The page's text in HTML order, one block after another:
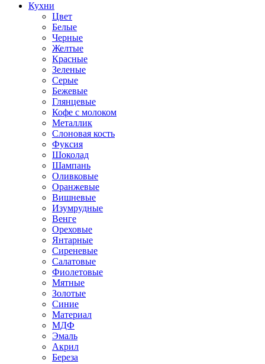
Кухни
Цвет
Белые
Черные
Желтые
Красные
Зеленые
Серые
Бежевые
Глянцевые
Кофе с молоком
Металлик
Слоновая кость
Фуксия
Шоколад
Шампань
Оливковые
Оранжевые
Вишневые
Изумрудные
Венге
Ореховые
Янтарные
Сиреневые
Салатовые
Фиолетовые
Мятные
Золотые
Синие
Материал
МДФ
Эмаль
Акрил
Береза